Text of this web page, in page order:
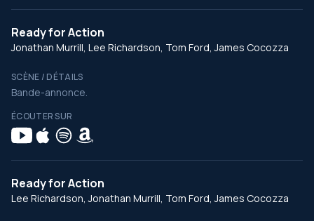
Ready for Action
Jonathan Murrill, Lee Richardson, Tom Ford, James Cocozza
SCÈNE / DÉTAILS
Bande-annonce.
ÉCOUTER SUR
Ready for Action
Lee Richardson, Jonathan Murrill, Tom Ford, James Cocozza